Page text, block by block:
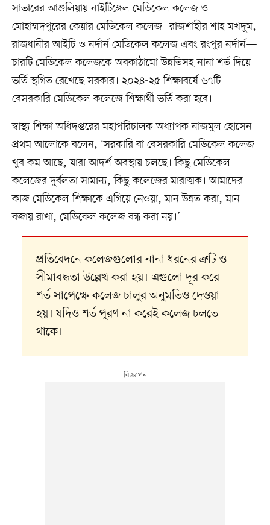
সাভারের আশুলিয়ায় নাইটিঙ্গেল মেডিকেল কলেজ ও
মোহাম্মদপুরের কেয়ার মেডিকেল কলেজ। রাজশাহীর শাহ মখদুম,
রাজধানীর আইচি ও নর্দার্ন মেডিকেল কলেজ এবং রংপুর নর্দার্ন—
চারটি মেডিকেল কলেজকে অবকাঠামো উন্নতিসহ নানা শর্ত দিয়ে
ভর্তি স্থগিত রেখেছে সরকার। ২০২৪-২৫ শিক্ষাবর্ষে ৬৭টি
বেসরকারি মেডিকেল কলেজে শিক্ষার্থী ভর্তি করা হবে।
স্বাস্থ্য শিক্ষা অধিদপ্তরের মহাপরিচালক অধ্যাপক নাজমুল হোসেন
প্রথম আলোকে বলেন, ‘সরকারি বা বেসরকারি মেডিকেল কলেজ
খুব কম আছে, যারা আদর্শ অবস্থায় চলছে। কিছু মেডিকেল
কলেজের দুর্বলতা সামান্য, কিছু কলেজের মারাত্মক। আমাদের
কাজ মেডিকেল শিক্ষাকে এগিয়ে নেওয়া, মান উন্নত করা, মান
বজায় রাখা, মেডিকেল কলেজ বন্ধ করা নয়।’
প্রতিবেদনে কলেজগুলোর নানা ধরনের ত্রুটি ও
সীমাবদ্ধতা উল্লেখ করা হয়। এগুলো দূর করে
শর্ত সাপেক্ষে কলেজ চালুর অনুমতিও দেওয়া
হয়। যদিও শর্ত পূরণ না করেই কলেজ চলতে
থাকে।